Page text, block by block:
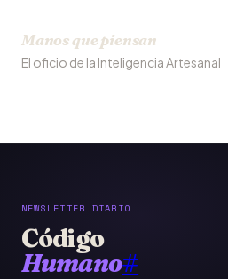
Manos que piensan
El oficio de la Inteligencia Artesanal
NEWSLETTER DIARIO
Código
Humano#